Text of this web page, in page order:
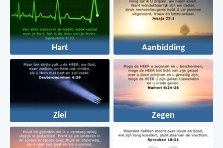
Hart Aanbidding
Ziel Zegen